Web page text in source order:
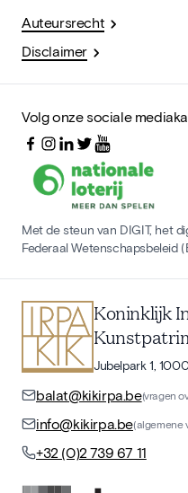
Auteursrecht
Disclaimer
Volg onze sociale
Met de steun van DIGIT, het
Federaal Wetenschapsbeleid
Koninklijk
Jubelpark 1,
balat@kikirpa.be(vragen
info@kikirpa.be(algemene
+32 (0)2 739 67 11